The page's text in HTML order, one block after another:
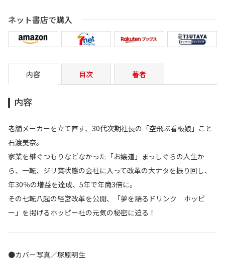
ネット書店で購入
内容 目次 著者
内容
老舗メーカーを立て直す、30代次期社長の「空飛ぶ看板娘」こと
石渡美奈。
家業を継ぐつもりなどなかった「お嬢道」まっしぐらの人生か
ら、一転、ジリ貧状態の会社に入って改革の大ナタを振り回し、
年30％の増益を達成、5年で年商3倍に。
その七転八起の経営改革を公開、「夢を語るドリンク ホッピ
ー」を掲げるホッピー社の元気の秘密に迫る！
●カバー写真／塚原明生